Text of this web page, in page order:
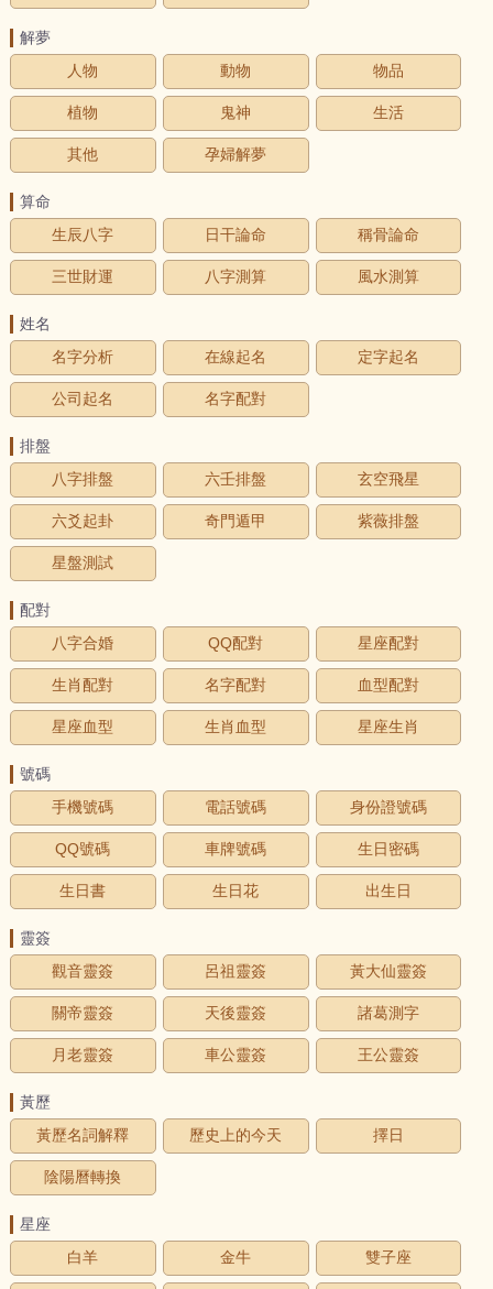
解夢
人物
動物 物品
植物 鬼神 生活
其他 孕婦解夢
算命
生辰八字
日干論命 稱骨論命
三世財運 八字測算 風水測算
姓名
名字分析
在線起名 定字起名
公司起名 名字配對
排盤
八字排盤
六壬排盤 玄空飛星
六爻起卦 奇門遁甲 紫薇排盤
星盤測試
配對
八字合婚
QQ配對 星座配對
生肖配對 名字配對 血型配對
星座血型 生肖血型 星座生肖
號碼
手機號碼
電話號碼 身份證號碼
QQ號碼 車牌號碼 生日密碼
生日書 生日花 出生日
靈簽
觀音靈簽
呂祖靈簽 黃大仙靈簽
關帝靈簽 天後靈簽 諸葛測字
月老靈簽 車公靈簽 王公靈簽
黃歷
黃歷名詞解釋
歷史上的今天 擇日
陰陽曆轉換
星座
白羊
金牛 雙子座